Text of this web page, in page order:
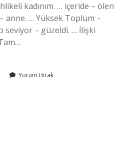
kadınım. … içeride – ölen
anne. … Yüksek Toplum –
seviyor – güzeldi. … İlişki
Yorum Bırak